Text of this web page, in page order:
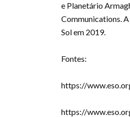
e Planetário
Communications.
Sol em 2019.
Fontes:
https://
https://